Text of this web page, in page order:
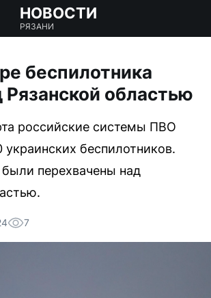
НОВОСТИ
РЯЗАНИ
беспилотника
Рязанской областью
российские системы ПВО
беспилотников.
перехвачены над
7